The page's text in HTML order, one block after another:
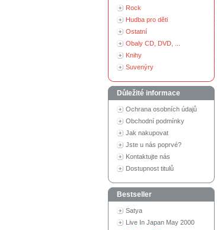
Rock
Hudba pro děti
Ostatní
Obaly CD, DVD, ...
Knihy
Suvenýry
Důležité informace
Ochrana osobních údajů
Obchodní podmínky
Jak nakupovat
Jste u nás poprvé?
Kontaktujte nás
Dostupnost titulů
Bestseller
Satya
Live In Japan May 2000